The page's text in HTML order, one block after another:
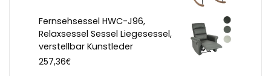
Fernsehsessel HWC-J96,
Relaxsessel Sessel Liegesessel,
verstellbar Kunstleder
257,36€